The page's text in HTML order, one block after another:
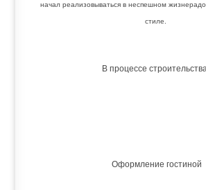
начал реализовываться в неспешном
стиле.
В процессе
Оформление гостиной